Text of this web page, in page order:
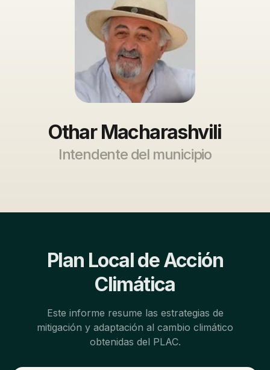
Othar Macharashvili
Intendente del municipio
Plan Local de Acción
Climática
Este informe resume las estrategias de
mitigación y adaptación al cambio climático
obtenidas del PLAC.